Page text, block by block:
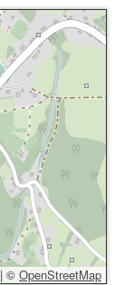
| © OpenStreetMap